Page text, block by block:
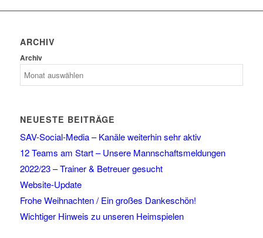
ARCHIV
Archiv
NEUESTE BEITRÄGE
SAV-Social-Media – Kanäle weiterhin sehr aktiv
12 Teams am Start – Unsere Mannschaftsmeldungen
2022/23 – Trainer & Betreuer gesucht
Website-Update
Frohe Weihnachten / Ein großes Dankeschön!
Wichtiger Hinweis zu unseren Heimspielen